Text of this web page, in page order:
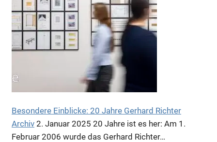
Besondere Einblicke: 20 Jahre Gerhard Richter
Archiv 2. Januar 2025 20 Jahre ist es her: Am 1.
Februar 2006 wurde das Gerhard Richter…